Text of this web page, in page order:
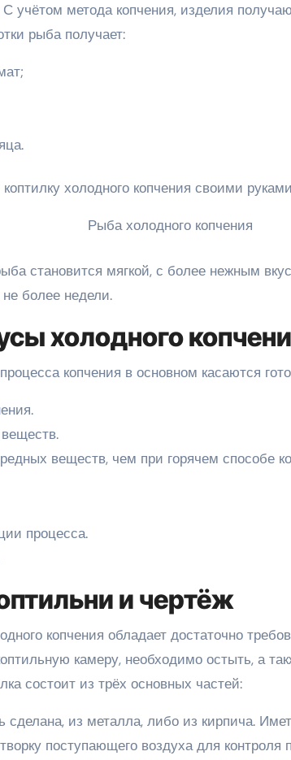
учётом метода копчения, изделия
рыба получает:
Рыба холодного копчения
становится мягкой, с более нежным
более недели.
холодного
копчения в основном касаются
веществ, чем при горячем способе
процесса.
и чертёж
копчения обладает достаточно
камеру, необходимо остыть, а
состоит из трёх основных частей:
из металла, либо из кирпича.
поступающего воздуха для контроля